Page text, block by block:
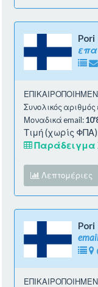
Pori
Συνολικός
Μοναδικά email:
Τιμή (χωρίς
Παράδειγμα
Λεπτομέριες
Pori